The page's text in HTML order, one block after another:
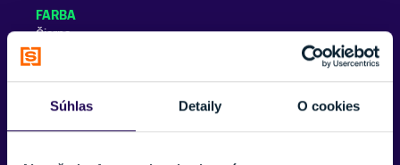
Súhlas Detaily O cookies
FARBA
Čierna
VHODNÉ NA
Lyžovanie, Snowboarding
Zobraziť viac